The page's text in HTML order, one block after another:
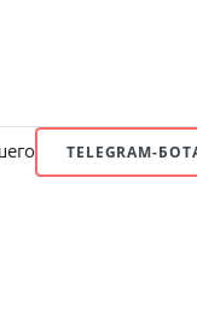
TELEGRAM-